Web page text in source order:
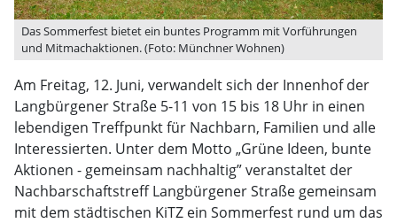
Das Sommerfest bietet ein buntes Programm mit Vorführungen
und Mitmachaktionen. (Foto: Münchner Wohnen)
Am Freitag, 12. Juni, verwandelt sich der Innenhof der
Langbürgener Straße 5-11 von 15 bis 18 Uhr in einen
lebendigen Treffpunkt für Nachbarn, Familien und alle
Interessierten. Unter dem Motto „Grüne Ideen, bunte
Aktionen - gemeinsam nachhaltig” veranstaltet der
Nachbarschaftstreff Langbürgener Straße gemeinsam
mit dem städtischen KiTZ ein Sommerfest rund um das